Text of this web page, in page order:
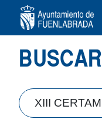
Búsqueda
BUSCAR